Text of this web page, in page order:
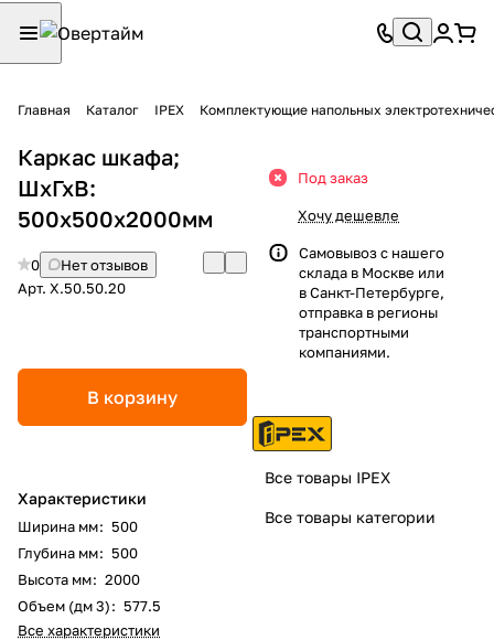
Главная Каталог IPEX Комплектующие напольных
Каркас шкафа;
ШхГхВ:
500x500х2000мм
0
Нет отзывов
Арт. X.50.50.20
В корзину
Характеристики
Ширина мм: 500
Глубина мм: 500
Высота мм: 2000
Объем (дм 3): 577.5
Все характеристики
Под заказ
Хочу дешевле
Самовывоз с нашего
склада в Москве или
в Санкт-Петербурге,
отправка в регионы
транспортными
компаниями.
Все товары IPEX
Все товары категории